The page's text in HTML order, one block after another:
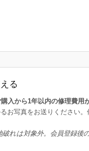
る
購入から1年以内の修理費用
お写真をお送りください。
れは対象外。会員登録後